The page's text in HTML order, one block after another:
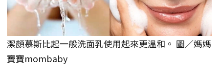
潔顏慕斯比起一般洗面乳使用起來更溫和。 圖／媽媽
寶寶mombaby